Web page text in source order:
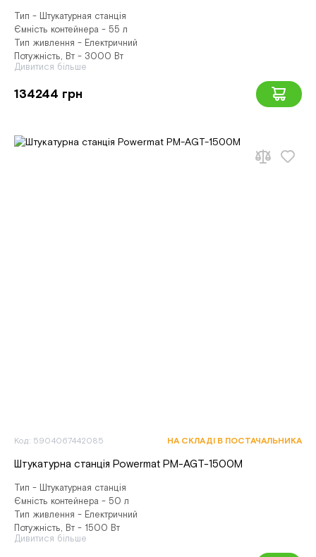
Тип - Штукатурная станція
Ємність контейнера - 55 л
Тип живлення - Електричний
Потужність, Вт - 3000 Вт
Дивитися більше
134244 грн
Код: 5904067442085 НА СКЛАДІ В ПОСТАЧАЛЬНИКА
Штукатурна станція Powermat PM-AGT-1500M
Тип - Штукатурная станція
Ємність контейнера - 50 л
Тип живлення - Електричний
Потужність, Вт - 1500 Вт
Дивитися більше